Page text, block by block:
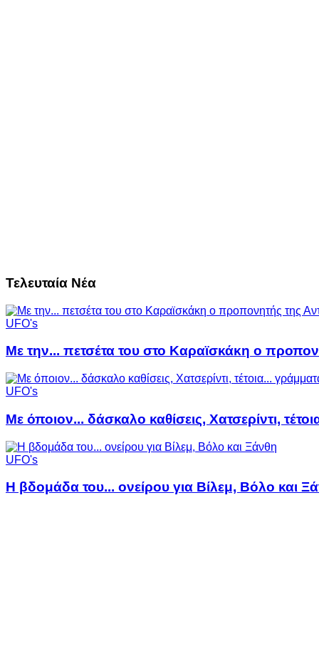
Τελευταία Νέα
UFO's
Με την... πετσέτα του στο Καραϊσκάκη ο
UFO's
Με όποιον... δάσκαλο καθίσεις, Χατσερίντι,
UFO's
Η βδομάδα του... ονείρου για Βίλεμ, Βόλο και